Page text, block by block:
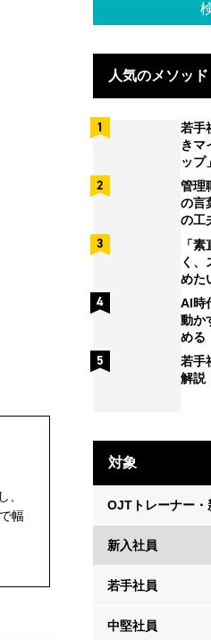
、
幅
人気のメソッド
若手
きマ
ップ」
管理
の言
の工
「
く、
めた
AI時
動か
める
若手
解説
対象
OJTトレーナー・
新入社員
若手社員
中堅社員